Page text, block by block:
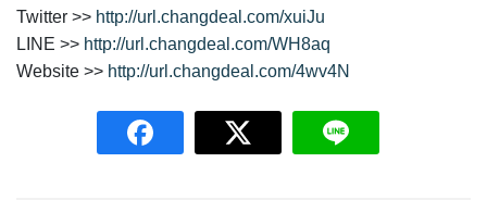
Twitter >> http://url.changdeal.com/xuiJu
LINE >> http://url.changdeal.com/WH8aq
Website >> http://url.changdeal.com/4wv4N